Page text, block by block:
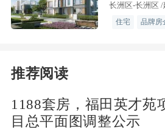
况，对于这些特殊的情
么处理。比如，如果大家
拍房的租赁合同的时间。
房源。要知道，在房屋
明文规定，那就是“买卖
长洲区-长洲区 /
住宅 品牌房
推荐阅读
1188套房，福田英才苑
目总平面图调整公示